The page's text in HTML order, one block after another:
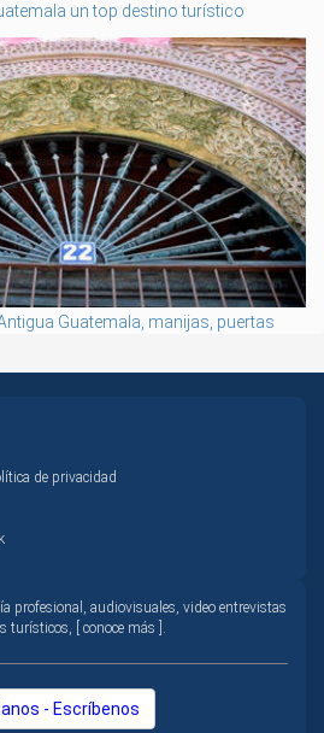
un top destino turístico
Guatemala, manijas, puertas
de privacidad
profesional, audiovisuales, video entrevistas
turísticos, [ conoce más ].
- Escríbenos